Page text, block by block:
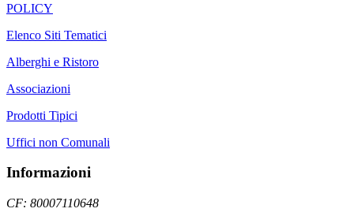
POLICY
Elenco Siti Tematici
Alberghi e Ristoro
Associazioni
Prodotti Tipici
Uffici non Comunali
Informazioni
CF: 80007110648